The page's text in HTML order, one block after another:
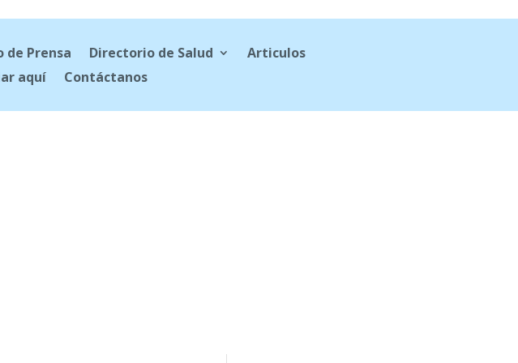
de Prensa Directorio de Salud
Articulos
aquí Contáctanos